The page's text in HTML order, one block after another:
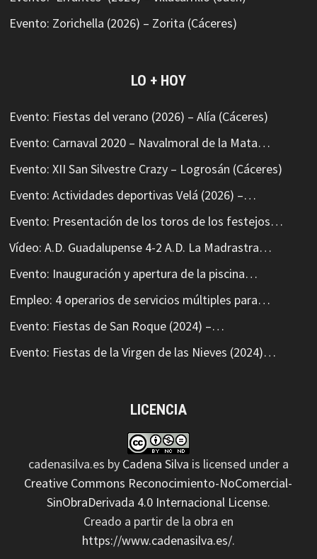
Evento: Zorichella (2026) – Zorita (Cáceres)
LO + HOY
Evento: Fiestas del verano (2026) – Alía (Cáceres)
Evento: Carnaval 2020 – Navalmoral de la Mata…
Evento: XII San Silvestre Crazy – Logrosán (Cáceres)
Evento: Actividades deportivas Velá (2026) –…
Evento: Presentación de los toros de los festejos…
Vídeo: A.D. Guadalupense 4-2 A.D. La Madrastra…
Evento: Inauguración y apertura de la piscina…
Empleo: 4 operarios de servicios múltiples para…
Evento: Fiestas de San Roque (2024) –…
Evento: Fiestas de la Virgen de las Nieves (2024)…
LICENCIA
cadenasilva.es by Cadena Silva is licensed under a
Creative Commons Reconocimiento-NoComercial-
SinObraDerivada 4.0 Internacional License.
Creado a partir de la obra en
https://www.cadenasilva.es/.